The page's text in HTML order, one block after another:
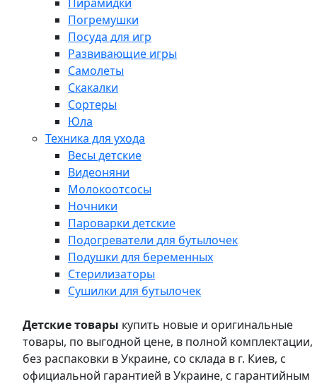
Погремушки
Посуда для игр
Развивающие игры
Самолеты
Скакалки
Сортеры
Юла
Техника для ухода
Весы детские
Видеоняни
Молокоотсосы
Ночники
Пароварки детские
Подогреватели для бутылочек
Подушки для беременных
Стерилизаторы
Сушилки для бутылочек
Детские товары купить новые и оригинальные
товары, по выгодной цене, в полной комплектации,
без распаковки в Украине, со склада в г. Киев, с
официальной гарантией в Украине, с гарантийным